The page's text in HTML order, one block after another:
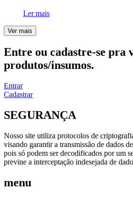
Ler mais
Ver mais
Entre ou cadastre-se pra
produtos/insumos.
Entrar
Cadastrar
SEGURANÇA
Nosso site utiliza protocolos de
visando garantir a transmissão de dados
pois só podem ser decodificados por um
previne a interceptação indesejada de
menu